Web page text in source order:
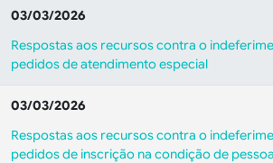
03/03/2026
Respostas aos recursos contra o
pedidos de atendimento especial
03/03/2026
Respostas aos recursos contra o
pedidos de inscrição na condição de